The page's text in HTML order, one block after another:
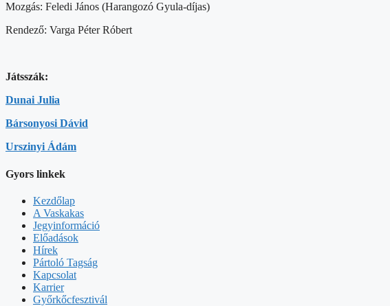
Mozgás: Feledi János (Harangozó Gyula-díjas)
Rendező: Varga Péter Róbert
Játsszák:
Dunai Julia
Bársonyosi Dávid
Urszinyi Ádám
Gyors linkek
Kezdőlap
A Vaskakas
Jegyinformáció
Előadások
Hírek
Pártoló Tagság
Kapcsolat
Karrier
Győrkőcfesztivál